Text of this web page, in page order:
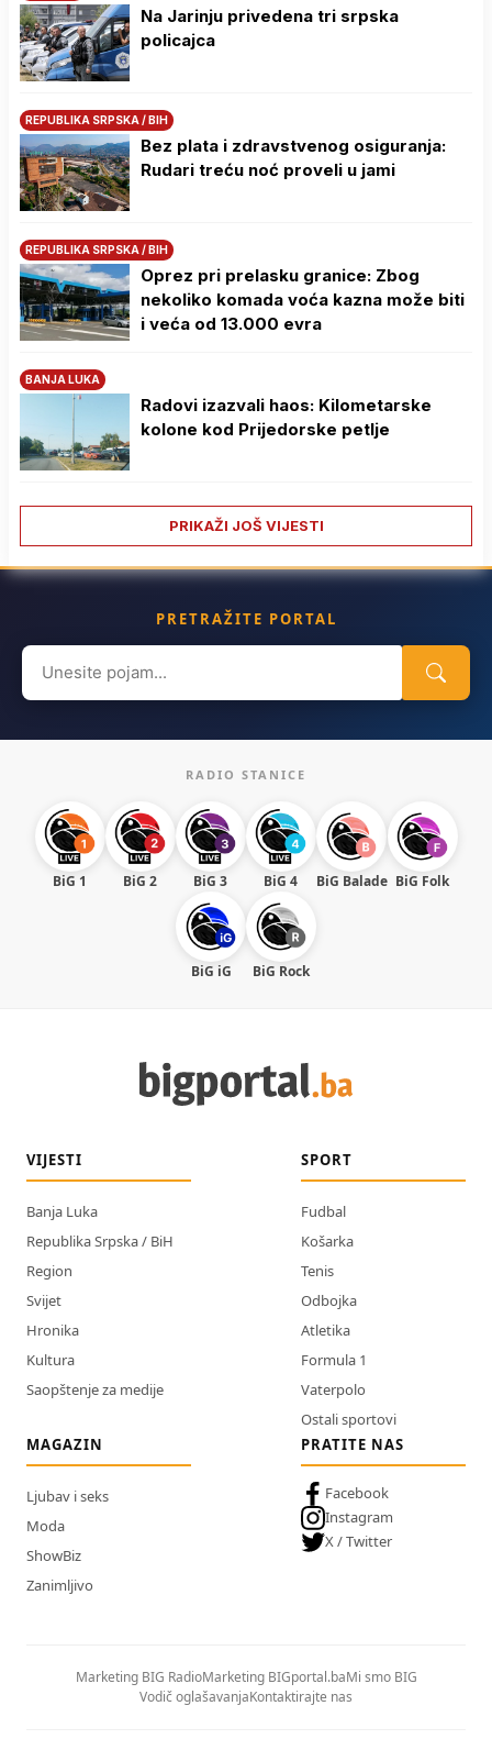
Na Јarinju privedena tri srpska
policajca
REPUBLIKA SRPSKA / BIH
Bez plata i zdravstvenog osiguranja:
Rudari treću noć proveli u jami
REPUBLIKA SRPSKA / BIH
Oprez pri prelasku granice: Zbog
nekoliko komada voća kazna može biti
i veća od 13.000 evra
BANJA LUKA
Radovi izazvali haos: Kilometarske
kolone kod Prijedorske petlje
PRIKAŽI JOŠ VIJESTI
PRETRAŽITE PORTAL
Search
for:
RADIO STANICE
BiG 1 BiG 2 BiG 3 BiG 4 BiG Balade BiG Folk
BiG iG BiG Rock
VIJESTI
Banja Luka
Republika Srpska / BiH
Region
Svijet
Hronika
Kultura
Saopštenje za medije
SPORT
Fudbal
Košarka
Tenis
Odbojka
Atletika
Formula 1
Vaterpolo
Ostali sportovi
MAGAZIN
Ljubav i seks
Moda
ShowBiz
Zanimljivo
PRATITE NAS
Facebook
Instagram
X / Twitter
Marketing BIG RadioMarketing BIGportal.baMi smo BIG
Vodič oglašavanjaKontaktirajte nas